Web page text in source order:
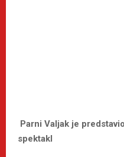
Parni Valjak je
spektakl